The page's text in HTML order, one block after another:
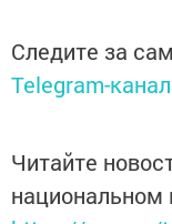
Следите за
Telegram-
Читайте